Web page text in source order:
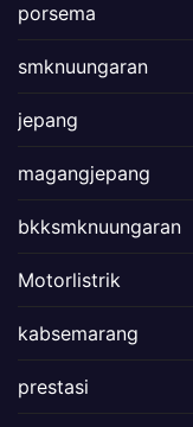
porsema
smknuungaran
jepang
magangjepang
bkksmknuungaran
Motorlistrik
kabsemarang
prestasi